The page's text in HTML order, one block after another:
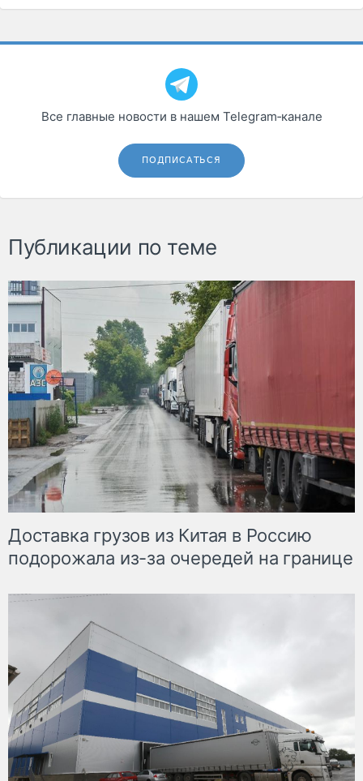
Все главные новости в нашем Telegram‑канале
ПОДПИСАТЬСЯ
Публикации по теме
Доставка грузов из Китая в Россию
подорожала из-за очередей на границе